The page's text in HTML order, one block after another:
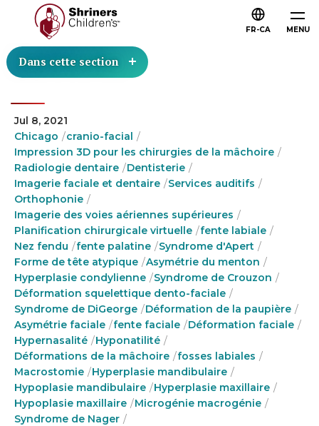
MENU
FR-CA
Dans cette section
Jul 8, 2021
Chicago
cranio-facial
Impression 3D pour les chirurgies de la mâchoire
Radiologie dentaire
Dentisterie
Imagerie faciale et dentaire
Services auditifs
Orthophonie
Imagerie des voies aériennes supérieures
Planification chirurgicale virtuelle
fente labiale
Nez fendu
fente palatine
Syndrome d'Apert
Forme de tête atypique
Asymétrie du menton
Hyperplasie condylienne
Syndrome de Crouzon
Déformation squelettique dento-faciale
Syndrome de DiGeorge
Déformation de la paupière
Asymétrie faciale
fente faciale
Déformation faciale
Hypernasalité
Hyponatilité
Déformations de la mâchoire
fosses labiales
Macrostomie
Hyperplasie mandibulaire
Hypoplasie mandibulaire
Hyperplasie maxillaire
Hypoplasie maxillaire
Microgénie macrogénie
Syndrome de Nager